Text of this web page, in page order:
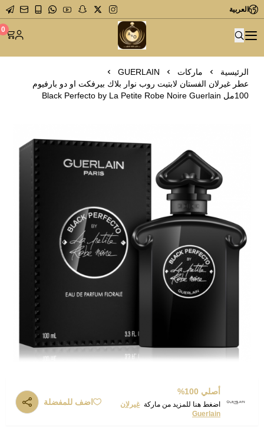
العربية
متجر عاشق العطور 0
الرئيسية ماركات
GUERLAIN
عطر غيرلان الفستان لابتيت روب نوار بلاك بيرفكت او دو بارفيوم
100مل Black Perfecto by La Petite Robe Noire Guerlain
أصلي 100%
اضغط هنا للمزيد من ماركة غيرلان
Guerlain
اضف للمفضلة